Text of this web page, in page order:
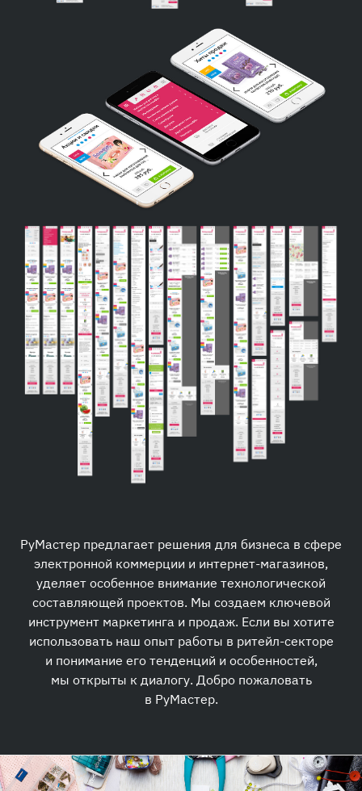
РуМастер предлагает решения для бизнеса в сфере
электронной коммерции и интернет-магазинов,
уделяет особенное внимание технологической
составляющей проектов. Мы создаем ключевой
инструмент маркетинга и продаж. Если вы хотите
использовать наш опыт работы в ритейл-секторе
и понимание его тенденций и особенностей,
мы открыты к диалогу. Добро пожаловать
в РуМастер.